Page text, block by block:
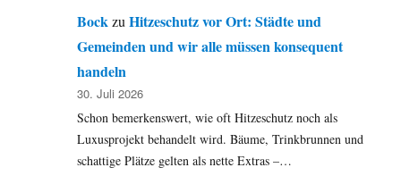
BockzuHitzeschutz vor Ort: Städte und
Gemeinden und wir alle müssen konsequent
handeln
30. Juli 2026
Schon bemerkenswert, wie oft Hitzeschutz noch als
Luxusprojekt behandelt wird. Bäume, Trinkbrunnen und
schattige Plätze gelten als nette Extras –…